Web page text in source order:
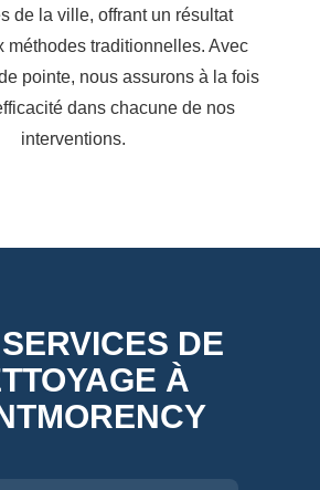
de la ville, offrant un résultat
méthodes traditionnelles. Avec
pointe, nous assurons à la fois
dans chacune de nos
interventions.
DE
À